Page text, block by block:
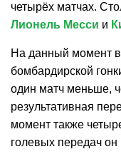
четырёх матчах.
Лионель Месси и
На данный момент
бомбардирской
один матч меньше,
результативная
момент также
голевых передач он